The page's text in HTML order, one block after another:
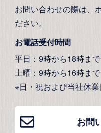
お問い合わせの際は、
ださい。
お電話受付時間
平日：9時から18時まで
土曜：9時から16時まで
※日・祝および当社休業
お問